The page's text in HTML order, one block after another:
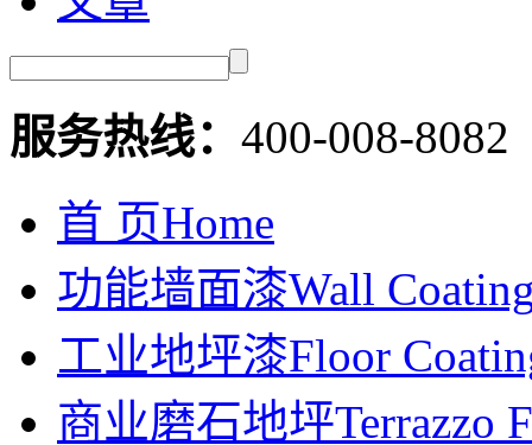
服务热线： 400-008-8082
首 页Home
功能墙面漆Wall
工业地坪漆Floor
商业磨石地坪Terrazzo